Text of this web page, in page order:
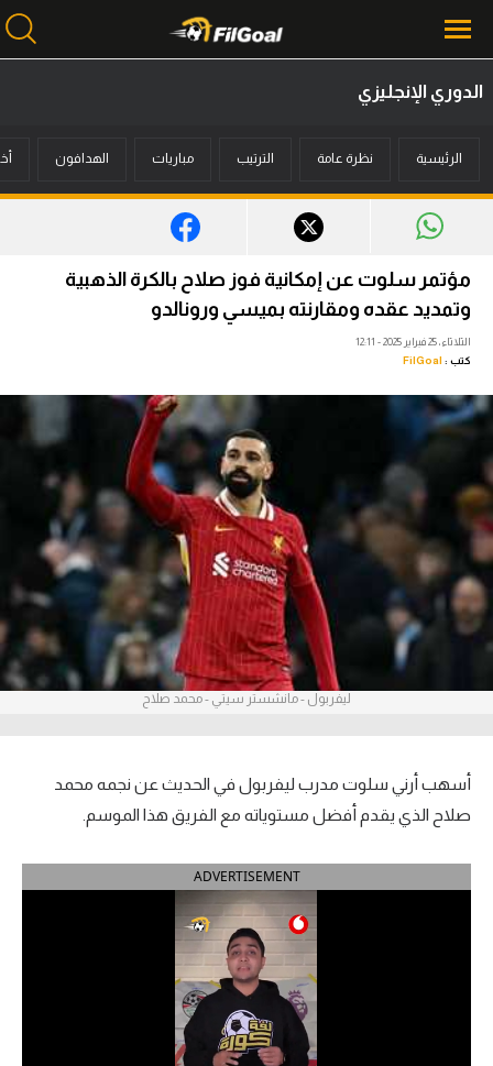
أخبار
ميركاتو
فانتازي في الجول
مسابقة التوقعات
فيديوهات
عدسات
آراء حرة
ركن الألعاب
بطولات
أمريكا 2026
الدوري الإنجليزي الممتاز
الدوري الإسباني
الدوري السعودي للمحترفين
الدوري الإنجليزي
الرئيسية نظرة عامة الترتيب مباريات الهدافون
مؤتمر سلوت عن إمكانية فوز صلاح بالكرة الذهبية
وتمديد عقده ومقارنته بميسي ورونالدو
الثلاثاء، 25 فبراير 2025 - 12:11
كتب : FilGoal
ليفربول - مانشستر سيتي - محمد صلاح
أسهب أرني سلوت مدرب ليفربول في الحديث عن نجمه محمد
صلاح الذي يقدم أفضل مستوياته مع الفريق هذا الموسم.
ADVERTISEMENT